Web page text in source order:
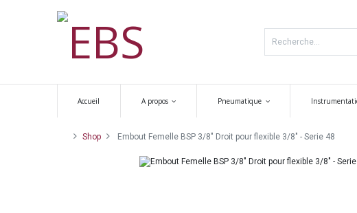
Accueil A propos Pneumatique
Shop Embout Femelle BSP 3/8" Droit pour flexible 3/8" - Serie 48